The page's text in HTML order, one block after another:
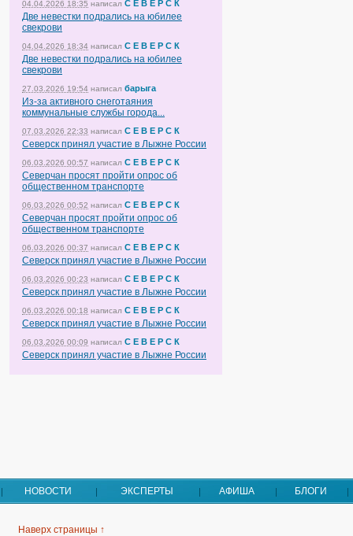
04.04.2026 18:35 написал С Е В Е Р С К
Две невестки подрались на юбилее
свекрови
04.04.2026 18:34 написал С Е В Е Р С К
Две невестки подрались на юбилее
свекрови
27.03.2026 19:54 написал барыга
Из-за активного снеготаяния
коммунальные службы города...
07.03.2026 22:33 написал С Е В Е Р С К
Северск принял участие в Лыжне России
06.03.2026 00:57 написал С Е В Е Р С К
Северчан просят пройти опрос об
общественном транспорте
06.03.2026 00:52 написал С Е В Е Р С К
Северчан просят пройти опрос об
общественном транспорте
06.03.2026 00:37 написал С Е В Е Р С К
Северск принял участие в Лыжне России
06.03.2026 00:23 написал С Е В Е Р С К
Северск принял участие в Лыжне России
06.03.2026 00:18 написал С Е В Е Р С К
Северск принял участие в Лыжне России
06.03.2026 00:09 написал С Е В Е Р С К
Северск принял участие в Лыжне России
НОВОСТИ ЭКСПЕРТЫ АФИША БЛОГИ
Наверх страницы ↑